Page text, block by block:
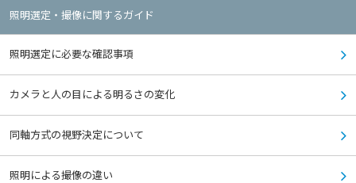
照明選定・撮像に関するガイド
照明選定に必要な確認事項
カメラと人の目による明るさの変化
同軸方式の視野決定について
照明による撮像の違い